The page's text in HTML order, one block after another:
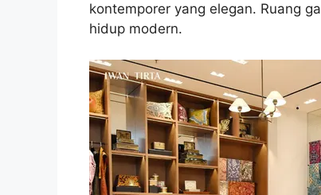
kontemporer yang elegan. Ruang
hidup modern.